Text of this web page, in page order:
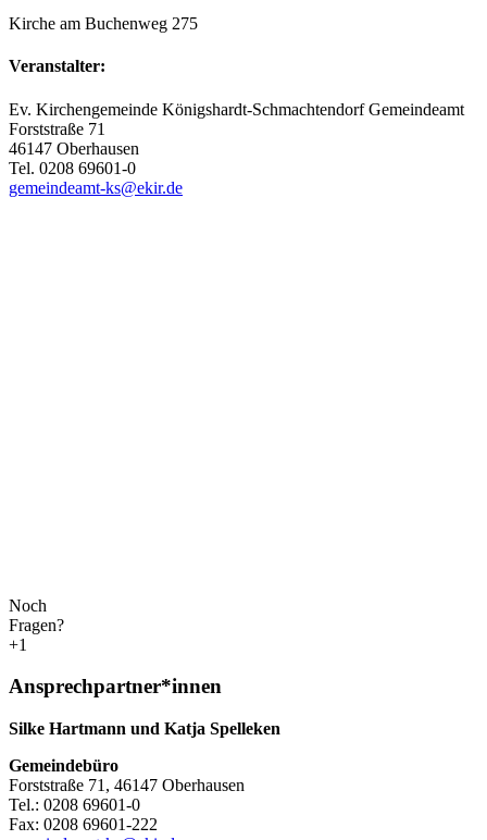
Kirche am Buchenweg 275
Veranstalter:
Ev. Kirchengemeinde Königshardt-Schmachtendorf Gemeindeamt
Forststraße 71
46147 Oberhausen
Tel. 0208 69601-0
gemeindeamt-ks@ekir.de
Noch
Fragen?
+1
Ansprechpartner*innen
Silke Hartmann und Katja Spelleken
Gemeindebüro
Forststraße 71, 46147 Oberhausen
Tel.: 0208 69601-0
Fax: 0208 69601-222